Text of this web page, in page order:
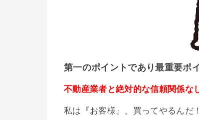
第一のポイントであり最重要ポ
不動産業者と絶対的な信頼関係な
私は『お客様』、買ってやるんだ！